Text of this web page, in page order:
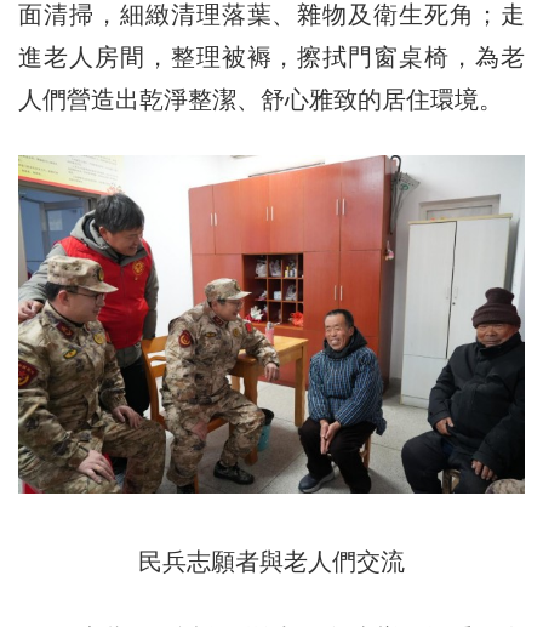
面清掃，細緻清理落葉、雜物及衛生死角；走
進老人房間，整理被褥，擦拭門窗桌椅，為老
人們營造出乾淨整潔、舒心雅致的居住環境。
民兵志願者與老人們交流